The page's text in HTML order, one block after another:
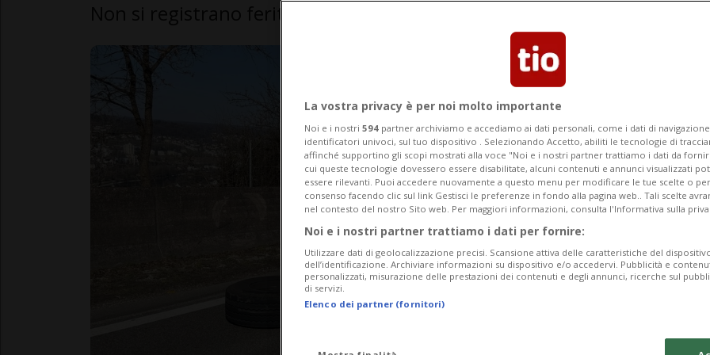
La vostra privacy è per noi molto importante
Noi e i nostri 594 partner archiviamo e accediamo ai dati personali, come i dati di
identificatori univoci, sul tuo dispositivo . Selezionando Accetto, abiliti le tecnologie di
affinché supportino gli scopi mostrati alla voce "Noi e i nostri partner trattiamo i dati da
cui queste tecnologie dovessero essere disabilitate, alcuni contenuti e annunci visualizzati
essere rilevanti. Puoi accedere nuovamente a questo menu per modificare le tue scelte o
consenso facendo clic sul link Gestisci le preferenze in fondo alla pagina web.. Tali scelte
nel contesto del nostro Sito web. Per maggiori informazioni, consulta l'Informativa sulla
Noi e i nostri partner trattiamo i dati per fornire:
Utilizzare dati di geolocalizzazione precisi. Scansione attiva delle caratteristiche del
dell’identificazione. Archiviare informazioni su dispositivo e/o accedervi. Pubblicità e
personalizzati, misurazione delle prestazioni dei contenuti e degli annunci, ricerche sul
di servizi.
Elenco dei partner (fornitori)